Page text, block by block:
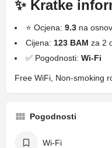
✨ Kratke
⭐ Ocjena: 9.3 na
Cijena: 123 BAM za 2
✅ Pogodnosti: Wi-Fi
Free WiFi, Non-smoking
Pogodnosti
Wi-Fi